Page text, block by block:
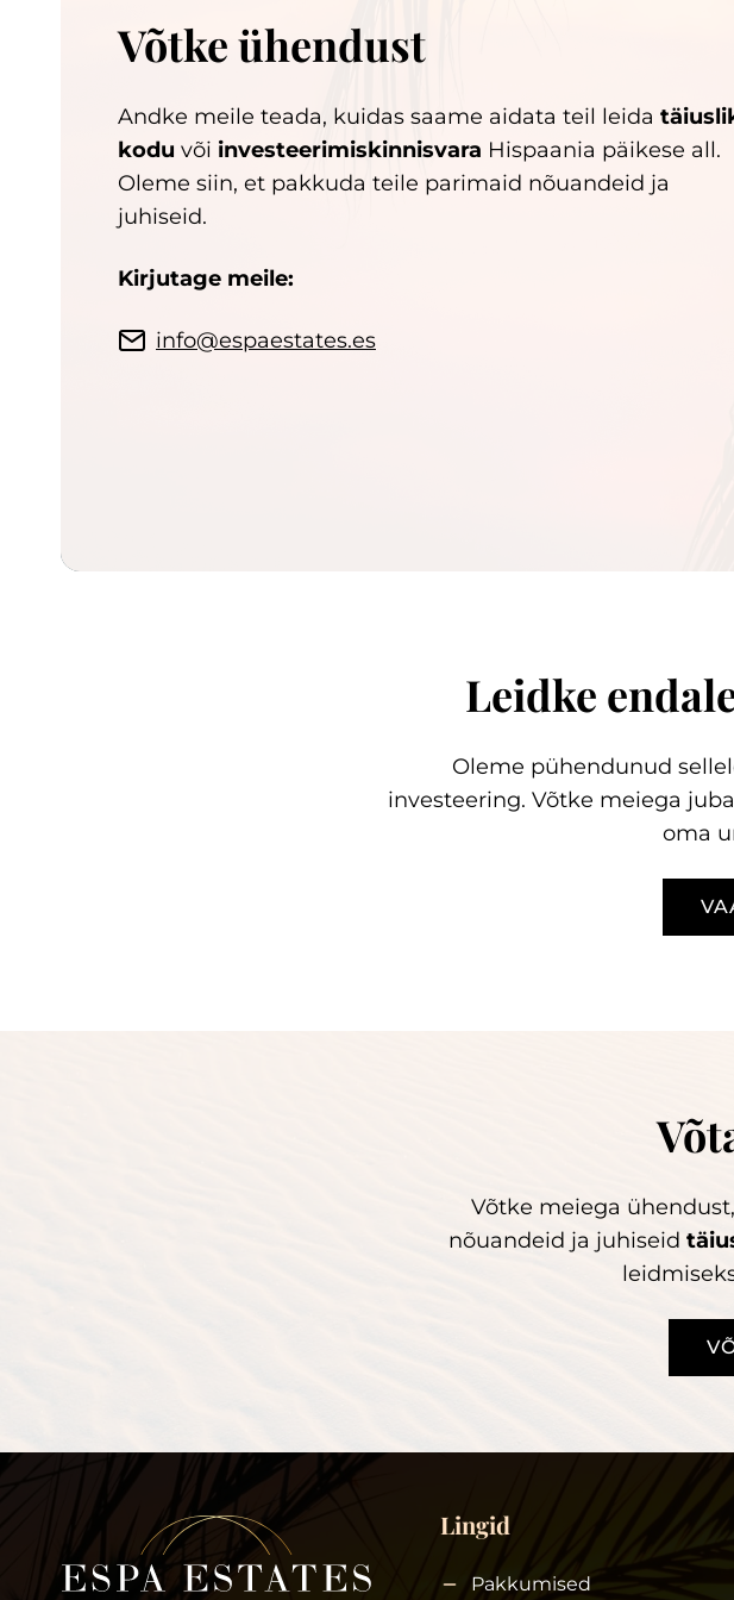
Võtke ühendust
Andke meile teada, kuidas saame aidata teil leida
kodu või investeerimiskinnisvara Hispaania päikese all.
Oleme siin, et pakkuda teile parimaid nõuandeid ja
juhiseid.
Kirjutage meile:
info@espaestates.es
Leidke
Oleme pühendunud
investeering. Võtke meiega
oma
Võtke meiega
nõuandeid ja juhiseid
Lingid
Pakkumised